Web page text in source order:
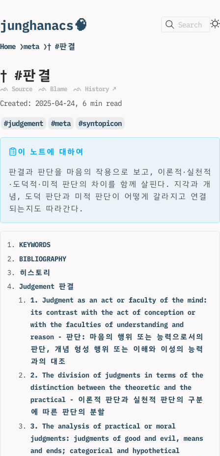
junghanacs🧠 Search
Home ❯meta ❯† #판결
† #판결
ᨒ Source ᨒ Blame ᨒ History ↗
Created: 2025-04-24 6 min read
judgement meta syntopicon
이 노트에 대하여
판결과 판단을 마음의 작용으로 보고, 이론적·실천적
·도덕적·미적 판단의 차이를 함께 살핀다. 지각과 개
념, 도덕 판단과 미적 판단이 어떻게 갈라지고 연결
되는지도 따라간다.
KEYWORDS
BIBLIOGRAPHY
히스토리
Judgement 판결
1. Judgment as an act or faculty of the mind:
its contrast with the act of conception or
with the faculties of understanding and
reason - 판단: 마음의 행위 또는 능력으로서의
판단, 개념 형성 행위 또는 이해와 이성의 능력
과의 대조
2. The division of judgments in terms of the
distinction between the theoretic and the
practical - 이론적 판단과 실천적 판단의 구분
에 따른 판단의 분할
3. The analysis of practical or moral
judgments: judgments of good and evil, means
and ends; categorical and hypothetical